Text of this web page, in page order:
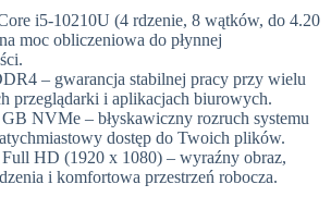
i5-10210U (4 rdzenie, 8 wątków, do 4.20
moc obliczeniowa do płynnej
– gwarancja stabilnej pracy przy wielu
przeglądarki i aplikacjach biurowych.
NVMe – błyskawiczny rozruch systemu
dostęp do Twoich plików.
Full HD (1920 x 1080) – wyraźny obraz,
i komfortowa przestrzeń robocza.